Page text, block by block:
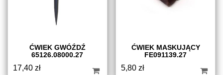
ĆWIEK GWÓŹDŹ
65126.08000.27
17,40 zł
ĆWIEK MASKUJĄCY
FE091139.27
5,80zł